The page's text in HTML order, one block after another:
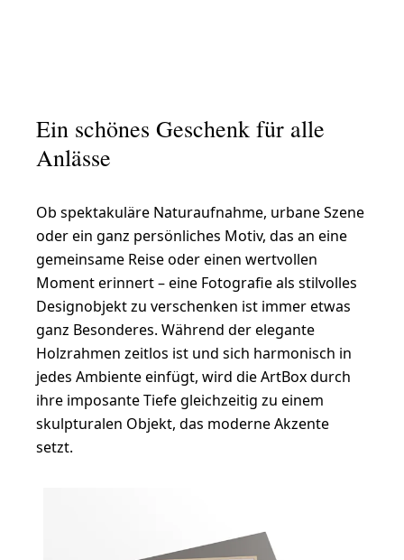
Ein schönes Geschenk für alle
Anlässe
Ob spektakuläre Naturaufnahme, urbane Szene
oder ein ganz persönliches Motiv, das an eine
gemeinsame Reise oder einen wertvollen
Moment erinnert – eine Fotografie als stilvolles
Designobjekt zu verschenken ist immer etwas
ganz Besonderes. Während der elegante
Holzrahmen zeitlos ist und sich harmonisch in
jedes Ambiente einfügt, wird die ArtBox durch
ihre imposante Tiefe gleichzeitig zu einem
skulpturalen Objekt, das moderne Akzente
setzt.